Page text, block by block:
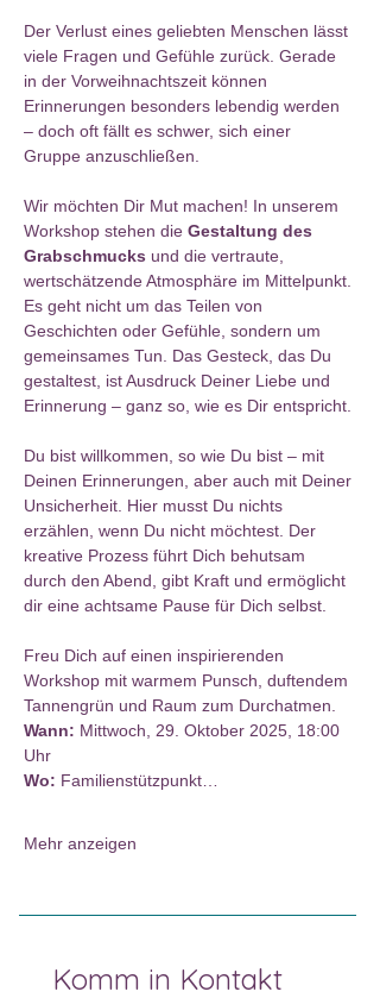
Der Verlust eines geliebten Menschen lässt
viele Fragen und Gefühle zurück. Gerade
in der Vorweihnachtszeit können
Erinnerungen besonders lebendig werden
– doch oft fällt es schwer, sich einer
Gruppe anzuschließen.
Wir möchten Dir Mut machen! In unserem
Workshop stehen die Gestaltung des
Grabschmucks und die vertraute,
wertschätzende Atmosphäre im Mittelpunkt.
Es geht nicht um das Teilen von
Geschichten oder Gefühle, sondern um
gemeinsames Tun. Das Gesteck, das Du
gestaltest, ist Ausdruck Deiner Liebe und
Erinnerung – ganz so, wie es Dir entspricht.
Du bist willkommen, so wie Du bist – mit
Deinen Erinnerungen, aber auch mit Deiner
Unsicherheit. Hier musst Du nichts
erzählen, wenn Du nicht möchtest. Der
kreative Prozess führt Dich behutsam
durch den Abend, gibt Kraft und ermöglicht
dir eine achtsame Pause für Dich selbst.
Freu Dich auf einen inspirierenden
Workshop mit warmem Punsch, duftendem
Tannengrün und Raum zum Durchatmen.
Wann: Mittwoch, 29. Oktober 2025, 18:00
Uhr
Wo: Familienstützpunkt…
Mehr anzeigen
Komm in Kontakt